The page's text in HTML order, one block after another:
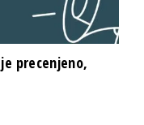
precenjeno,